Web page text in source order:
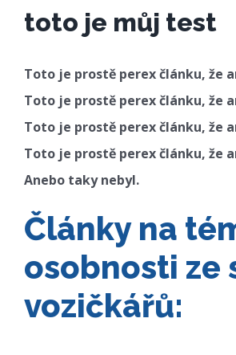
toto je můj test
Toto je prostě perex článku, že
Toto je prostě perex článku, že
Toto je prostě perex článku, že
Toto je prostě perex článku, že
Anebo taky nebyl.
Články na
osobnosti ze
vozičkářů: